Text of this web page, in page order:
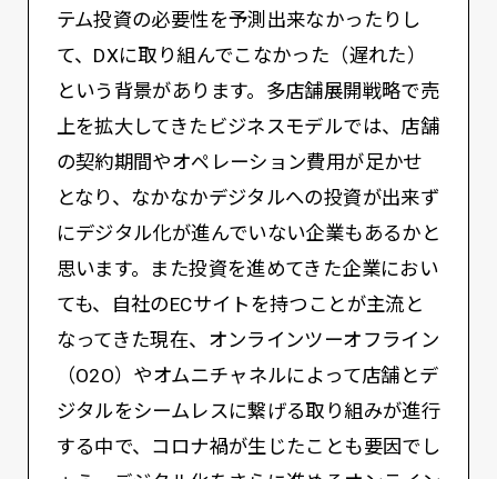
テム投資の必要性を予測出来なかったりし
て、DXに取り組んでこなかった（遅れた）
という背景があります。多店舗展開戦略で売
上を拡大してきたビジネスモデルでは、店舗
の契約期間やオペレーション費用が足かせ
となり、なかなかデジタルへの投資が出来ず
にデジタル化が進んでいない企業もあるかと
思います。また投資を進めてきた企業におい
ても、自社のECサイトを持つことが主流と
なってきた現在、オンラインツーオフライン
（O2O）やオムニチャネルによって店舗とデ
ジタルをシームレスに繋げる取り組みが進行
する中で、コロナ禍が生じたことも要因でし